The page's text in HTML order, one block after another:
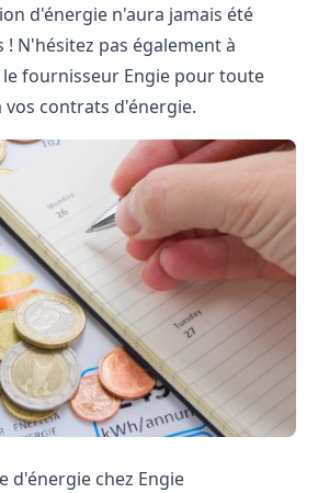
d'énergie n'aura jamais été
! N'hésitez pas également à
le fournisseur Engie pour toute
contrats d'énergie.
d'énergie chez Engie